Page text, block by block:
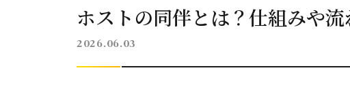
ホストの同伴とは？仕組みや
2026.06.03